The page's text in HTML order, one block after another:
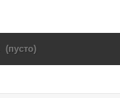
(пусто)